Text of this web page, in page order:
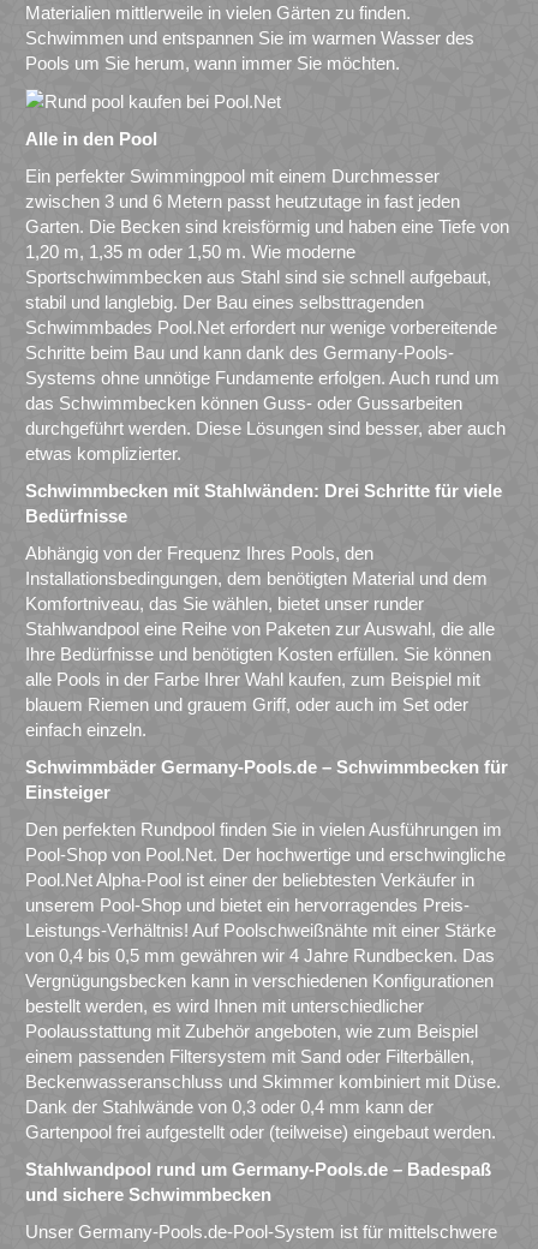
Materialien mittlerweile in vielen Gärten zu finden.
Schwimmen und entspannen Sie im warmen Wasser des
Pools um Sie herum, wann immer Sie möchten.
Alle in den Pool
Ein perfekter Swimmingpool mit einem Durchmesser
zwischen 3 und 6 Metern passt heutzutage in fast jeden
Garten. Die Becken sind kreisförmig und haben eine Tiefe von
1,20 m, 1,35 m oder 1,50 m. Wie moderne
Sportschwimmbecken aus Stahl sind sie schnell aufgebaut,
stabil und langlebig. Der Bau eines selbsttragenden
Schwimmbades Pool.Net erfordert nur wenige vorbereitende
Schritte beim Bau und kann dank des Germany-Pools-
Systems ohne unnötige Fundamente erfolgen. Auch rund um
das Schwimmbecken können Guss- oder Gussarbeiten
durchgeführt werden. Diese Lösungen sind besser, aber auch
etwas komplizierter.
Schwimmbecken mit Stahlwänden: Drei Schritte für viele
Bedürfnisse
Abhängig von der Frequenz Ihres Pools, den
Installationsbedingungen, dem benötigten Material und dem
Komfortniveau, das Sie wählen, bietet unser runder
Stahlwandpool eine Reihe von Paketen zur Auswahl, die alle
Ihre Bedürfnisse und benötigten Kosten erfüllen. Sie können
alle Pools in der Farbe Ihrer Wahl kaufen, zum Beispiel mit
blauem Riemen und grauem Griff, oder auch im Set oder
einfach einzeln.
Schwimmbäder Germany-Pools.de – Schwimmbecken für
Einsteiger
Den perfekten Rundpool finden Sie in vielen Ausführungen im
Pool-Shop von Pool.Net. Der hochwertige und erschwingliche
Pool.Net Alpha-Pool ist einer der beliebtesten Verkäufer in
unserem Pool-Shop und bietet ein hervorragendes Preis-
Leistungs-Verhältnis! Auf Poolschweißnähte mit einer Stärke
von 0,4 bis 0,5 mm gewähren wir 4 Jahre Rundbecken. Das
Vergnügungsbecken kann in verschiedenen Konfigurationen
bestellt werden, es wird Ihnen mit unterschiedlicher
Poolausstattung mit Zubehör angeboten, wie zum Beispiel
einem passenden Filtersystem mit Sand oder Filterbällen,
Beckenwasseranschluss und Skimmer kombiniert mit Düse.
Dank der Stahlwände von 0,3 oder 0,4 mm kann der
Gartenpool frei aufgestellt oder (teilweise) eingebaut werden.
Stahlwandpool rund um Germany-Pools.de – Badespaß
und sichere Schwimmbecken
Unser Germany-Pools.de-Pool-System ist für mittelschwere